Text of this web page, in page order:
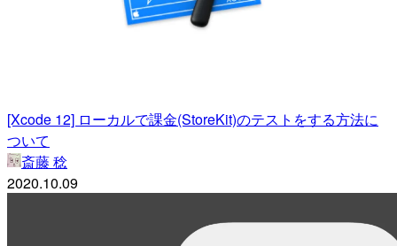
[Xcode 12] ローカルで課金(StoreKit)のテストをする方法に
ついて
斎藤 稔
2020.10.09